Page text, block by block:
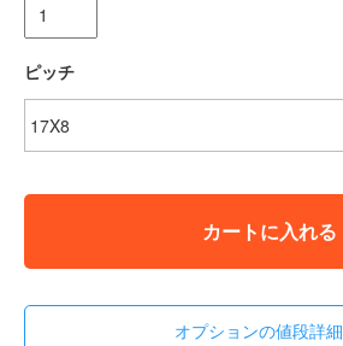
ピッチ
カートに入れる
オプションの値段詳細